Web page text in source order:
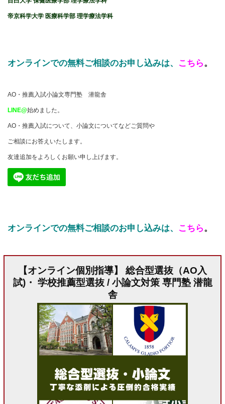
帝京科学大学 医療科学部 理学療法学科
オンラインでの無料ご相談のお申し込みは、 こちら。
AO・推薦入試小論文専門塾 潜龍舎
LINE@始めました。
AO・推薦入試について、小論文についてなどご質問や
ご相談にお答えいたします。
友達追加をよろしくお願い申し上げます。
オンラインでの無料ご相談のお申し込みは、 こちら。
【オンライン個別指導】 総合型選抜（AO入
試)・ 学校推薦型選抜 / 小論文対策 専門塾 潜龍
舎